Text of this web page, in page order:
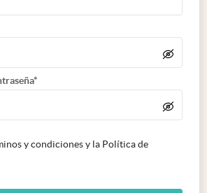
y condiciones y la Política de